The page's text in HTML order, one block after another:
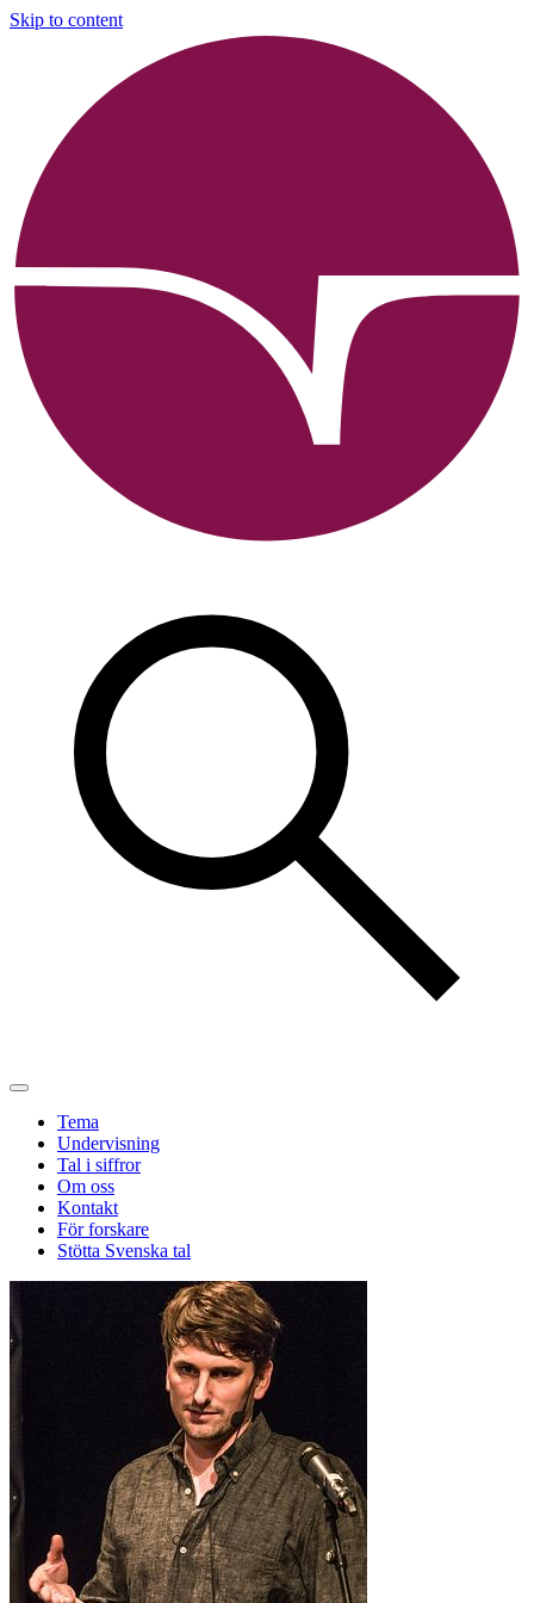
Skip to content
Tema
Undervisning
Tal i siffror
Om oss
Kontakt
För forskare
Stötta Svenska tal